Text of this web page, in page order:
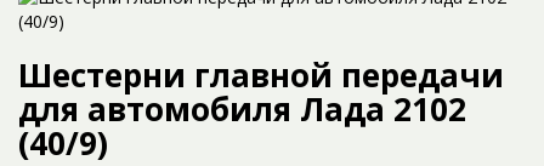
Шестерни главной передачи
для автомобиля Лада 2102
(40/9)